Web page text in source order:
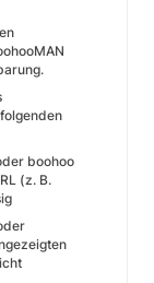
boohoo
(z. B.